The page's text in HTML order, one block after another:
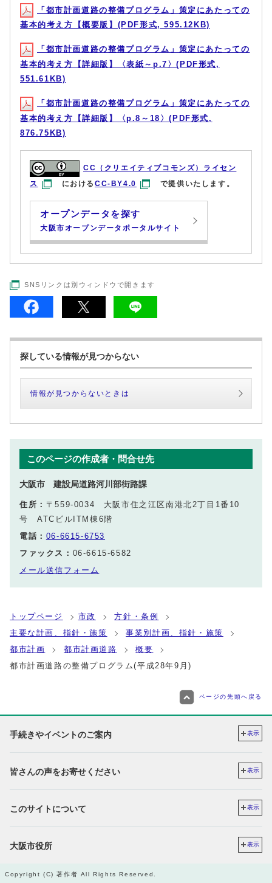
「都市計画道路の整備プログラム」策定にあたっての
基本的考え方【概要版】(PDF形式, 595.12KB)
「都市計画道路の整備プログラム」策定にあたっての
基本的考え方【詳細版】〈表紙～p.7〉(PDF形式,
551.61KB)
「都市計画道路の整備プログラム」策定にあたっての
基本的考え方【詳細版】〈p.8～18〉(PDF形式,
876.75KB)
CC（クリエイティブコモンズ）ライセン
ス
におけるCC-BY4.0 で提供いたします。
オープンデータを探す
大阪市オープンデータポータルサイト
SNSリンクは別ウィンドウで開きます
探している情報が見つからない
情報が見つからないときは
このページの作成者・問合せ先
大阪市 建設局道路河川部街路課
住所： 〒559-0034 大阪市住之江区南港北2丁目1番10
号 ATCビルITM棟6階
電話： 06-6615-6753
ファックス： 06-6615-6582
メール送信フォーム
トップページ 市政
方針・条例
主要な計画、指針・施策
事業別計画、指針・施策
都市計画
都市計画道路
概要
都市計画道路の整備プログラム(平成28年9月)
ページの先頭へ戻る
手続きやイベントのご案内 表示
皆さんの声をお寄せください 表示
このサイトについて 表示
大阪市役所 表示
Copyright (C) 著作者 All Rights Reserved.